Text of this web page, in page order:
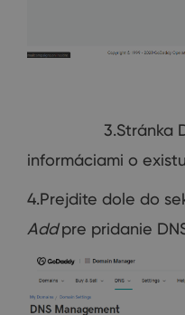
3.Stránka DNS
informáciami o
4.Prejdite dole do
Addpre pridanie